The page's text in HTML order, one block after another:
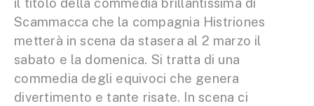
il titolo della commedia brillantissima di
Scammacca che la compagnia Histriones
metterà in scena da stasera al 2 marzo il
sabato e la domenica. Si tratta di una
commedia degli equivoci che genera
divertimento e tante risate. In scena ci